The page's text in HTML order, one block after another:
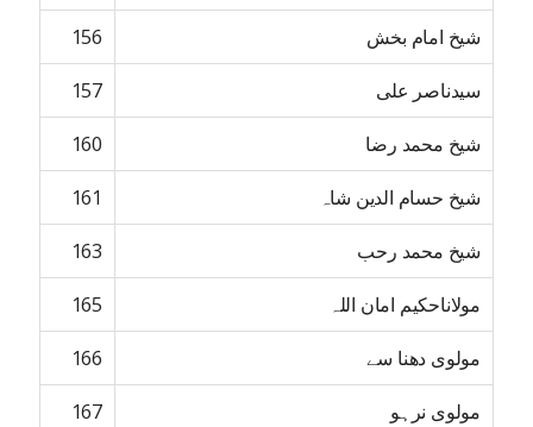
شیخ امام بخش 156
سیدناصر علی 157
شیخ محمد رضا 160
شیخ حسام الدین شاہ 161
شیخ محمد رحب 163
مولاناحکیم امان اللہ 165
مولوی دھنا سے 166
مولوی نرہو 167